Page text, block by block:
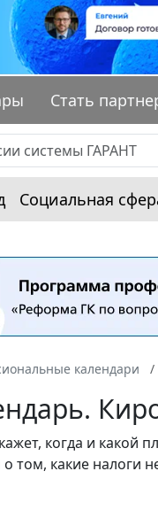
Стать
Социальная
календари
когда и какой
том, какие налоги